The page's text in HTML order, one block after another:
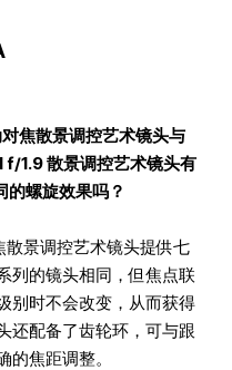
焦散景调控艺术镜头与
1.9 散景调控艺术镜头有
的螺旋效果吗？
景调控艺术镜头提供七
列的镜头相同，但焦点联
别时不会改变，从而获得
还配备了齿轮环，可与跟
焦距调整。